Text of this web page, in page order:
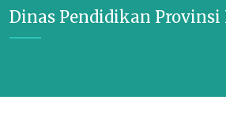
Dinas Pendidikan Provinsi